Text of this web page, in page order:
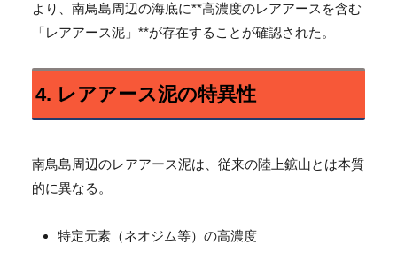
より、南鳥島周辺の海底に**高濃度のレアアースを含む
「レアアース泥」**が存在することが確認された。
4. レアアース泥の特異性
南鳥島周辺のレアアース泥は、従来の陸上鉱山とは本質
的に異なる。
特定元素（ネオジム等）の高濃度